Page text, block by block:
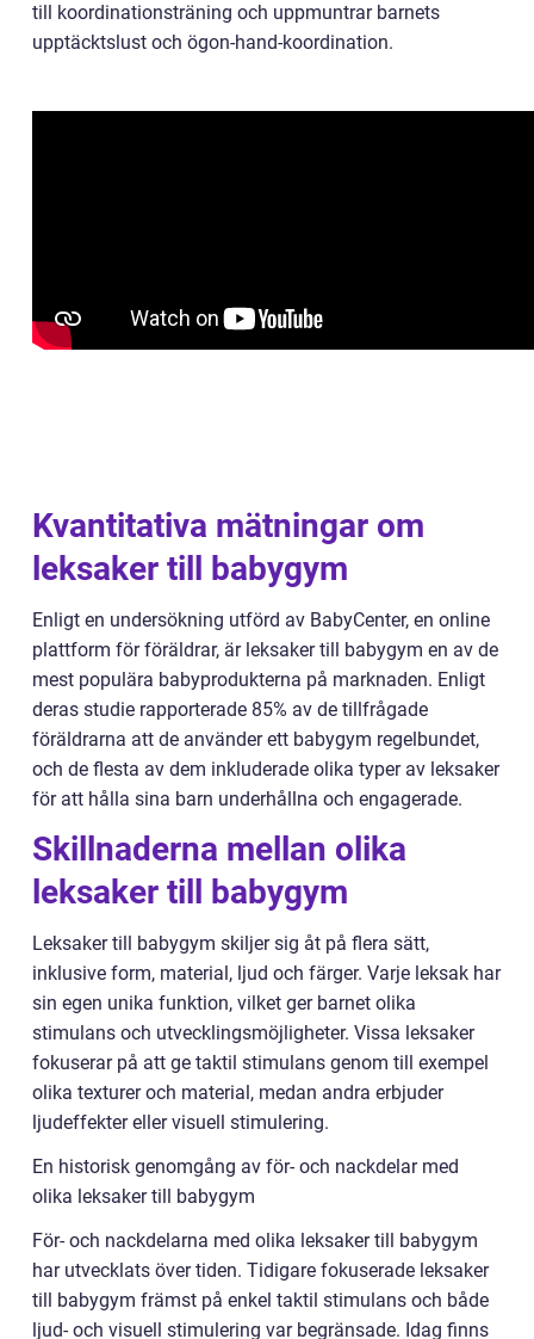
till koordinationsträning och uppmuntrar barnets
upptäcktslust och ögon-hand-koordination.
Kvantitativa mätningar om
leksaker till babygym
Enligt en undersökning utförd av BabyCenter, en online
plattform för föräldrar, är leksaker till babygym en av de
mest populära babyprodukterna på marknaden. Enligt
deras studie rapporterade 85% av de tillfrågade
föräldrarna att de använder ett babygym regelbundet,
och de flesta av dem inkluderade olika typer av leksaker
för att hålla sina barn underhållna och engagerade.
Skillnaderna mellan olika
leksaker till babygym
Leksaker till babygym skiljer sig åt på flera sätt,
inklusive form, material, ljud och färger. Varje leksak har
sin egen unika funktion, vilket ger barnet olika
stimulans och utvecklingsmöjligheter. Vissa leksaker
fokuserar på att ge taktil stimulans genom till exempel
olika texturer och material, medan andra erbjuder
ljudeffekter eller visuell stimulering.
En historisk genomgång av för- och nackdelar med
olika leksaker till babygym
För- och nackdelarna med olika leksaker till babygym
har utvecklats över tiden. Tidigare fokuserade leksaker
till babygym främst på enkel taktil stimulans och både
ljud- och visuell stimulering var begränsade. Idag finns